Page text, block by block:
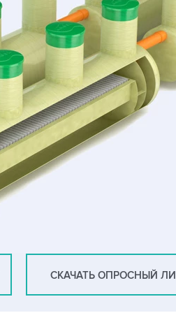
СКАЧАТЬ ОПРОСНЫЙ